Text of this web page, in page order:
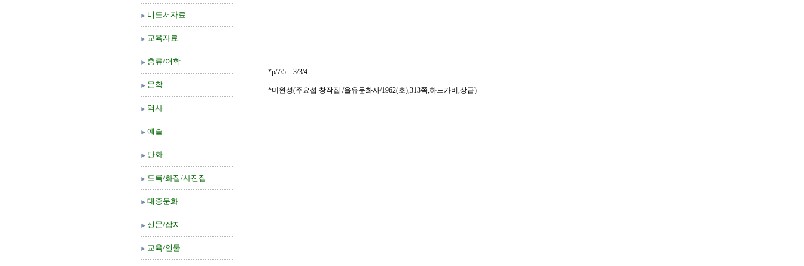
비도서자료
교육자료
총류/어학
문학
역사
예술
만화
도록/화집/사진집
대중문화
신문/잡지
교육/인물
*p/7/5 3/3/4
*미완성(주요섭 창작집 /을유문화사/1962(초),313쪽,하드카버,상급)